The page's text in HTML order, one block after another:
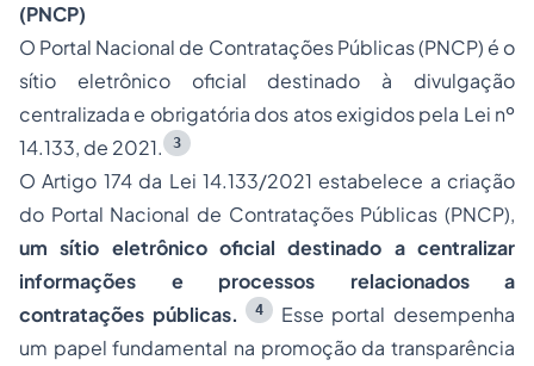
(PNCP)
O Portal Nacional de Contratações Públicas (PNCP) é o
sítio eletrônico oficial destinado à divulgação
centralizada e obrigatória dos atos exigidos pela Lei nº
14.133, de 2021.
3
O Artigo 174 da Lei 14.133/2021 estabelece a criação
do Portal Nacional de Contratações Públicas (PNCP),
um sítio eletrônico oficial destinado a centralizar
informações e processos relacionados a
contratações públicas.
4
Esse portal desempenha
um papel fundamental na promoção da transparência